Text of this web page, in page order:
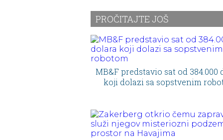
PROČITAJTE JOŠ
MB&F predstavio sat od 384.000
koji dolazi sa sopstvenim